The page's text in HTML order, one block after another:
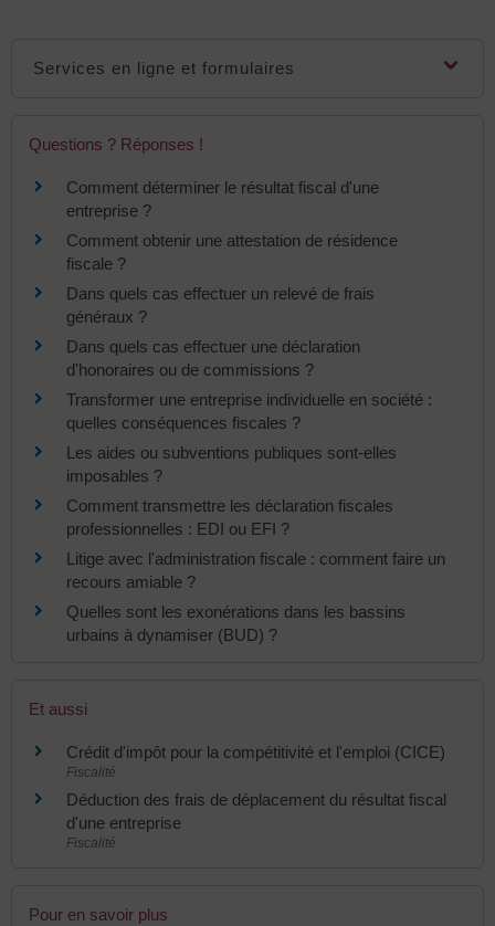
Services en ligne et formulaires
Questions ? Réponses !
Comment déterminer le résultat fiscal d'une
entreprise ?
Comment obtenir une attestation de résidence
fiscale ?
Dans quels cas effectuer un relevé de frais
généraux ?
Dans quels cas effectuer une déclaration
d'honoraires ou de commissions ?
Transformer une entreprise individuelle en société :
quelles conséquences fiscales ?
Les aides ou subventions publiques sont-elles
imposables ?
Comment transmettre les déclaration fiscales
professionnelles : EDI ou EFI ?
Litige avec l'administration fiscale : comment faire un
recours amiable ?
Quelles sont les exonérations dans les bassins
urbains à dynamiser (BUD) ?
Et aussi
Crédit d'impôt pour la compétitivité et l'emploi (CICE)
Fiscalité
Déduction des frais de déplacement du résultat fiscal
d'une entreprise
Fiscalité
Pour en savoir plus